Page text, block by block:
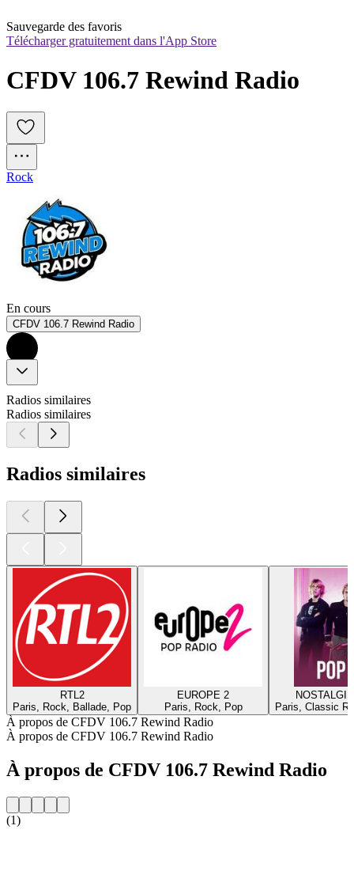
Sauvegarde des favoris
Télécharger gratuitement dans l'App Store
CFDV 106.7 Rewind Radio
Rock
En cours
CFDV 106.7 Rewind Radio
Radios similaires
Radios similaires
Radios similaires
RTL2
Paris, Rock, Ballade, Pop
EUROPE 2
Paris, Rock, Pop
Paris, Classic
À propos de CFDV 106.7 Rewind Radio
À propos de CFDV 106.7 Rewind Radio
À propos de CFDV 106.7 Rewind Radio
(1)